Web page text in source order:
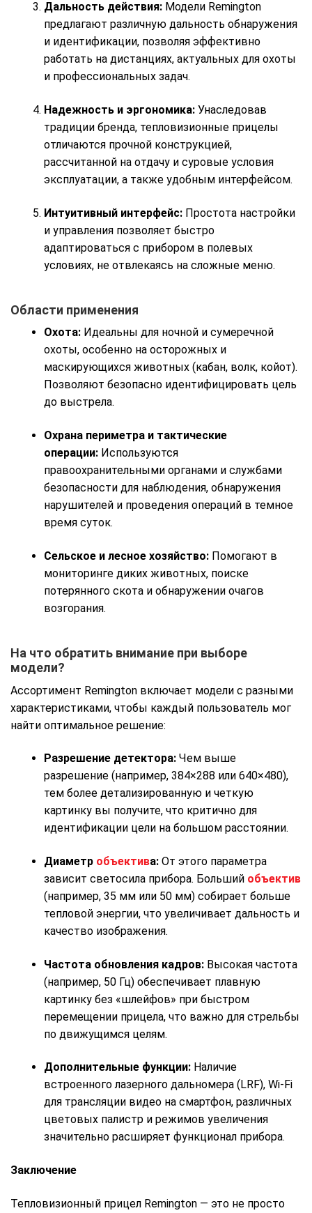
Дальность действия: Модели Remington
предлагают различную дальность обнаружения
и идентификации, позволяя эффективно
работать на дистанциях, актуальных для охоты
и профессиональных задач.
Надежность и эргономика: Унаследовав
традиции бренда, тепловизионные прицелы
отличаются прочной конструкцией,
рассчитанной на отдачу и суровые условия
эксплуатации, а также удобным интерфейсом.
Интуитивный интерфейс: Простота настройки
и управления позволяет быстро
адаптироваться с прибором в полевых
условиях, не отвлекаясь на сложные меню.
Области применения
Охота: Идеальны для ночной и сумеречной
охоты, особенно на осторожных и
маскирующихся животных (кабан, волк, койот).
Позволяют безопасно идентифицировать цель
до выстрела.
Охрана периметра и тактические
операции: Используются
правоохранительными органами и службами
безопасности для наблюдения, обнаружения
нарушителей и проведения операций в темное
время суток.
Сельское и лесное хозяйство: Помогают в
мониторинге диких животных, поиске
потерянного скота и обнаружении очагов
возгорания.
На что обратить внимание при выборе
модели?
Ассортимент Remington включает модели с разными
характеристиками, чтобы каждый пользователь мог
найти оптимальное решение:
Разрешение детектора: Чем выше
разрешение (например, 384×288 или 640×480),
тем более детализированную и четкую
картинку вы получите, что критично для
идентификации цели на большом расстоянии.
Диаметр объектива: От этого параметра
зависит светосила прибора. Больший объектив
(например, 35 мм или 50 мм) собирает больше
тепловой энергии, что увеличивает дальность и
качество изображения.
Частота обновления кадров: Высокая частота
(например, 50 Гц) обеспечивает плавную
картинку без «шлейфов» при быстром
перемещении прицела, что важно для стрельбы
по движущимся целям.
Дополнительные функции: Наличие
встроенного лазерного дальномера (LRF), Wi-Fi
для трансляции видео на смартфон, различных
цветовых палистр и режимов увеличения
значительно расширяет функционал прибора.
Заключение
Тепловизионный прицел Remington — это не просто